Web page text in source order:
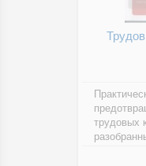
трудовых